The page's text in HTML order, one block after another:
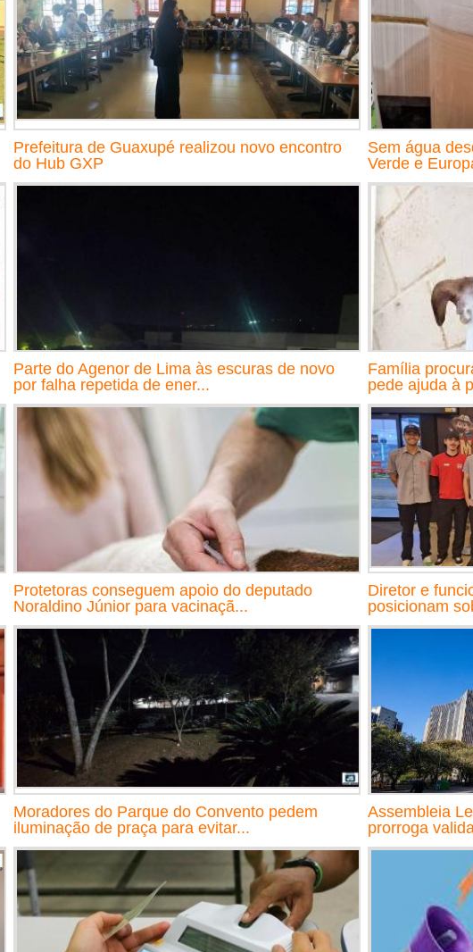
Prefeitura de Guaxupé realizou novo encontro
do Hub GXP
Sem água
Verde e
Parte do Agenor de Lima às escuras de novo
por falha repetida de ener...
Família
pede ajuda à
Protetoras conseguem apoio do deputado
Noraldino Júnior para vacinaçã...
Diretor e
posicionam
Moradores do Parque do Convento pedem
iluminação de praça para evitar...
Assembleia
prorroga